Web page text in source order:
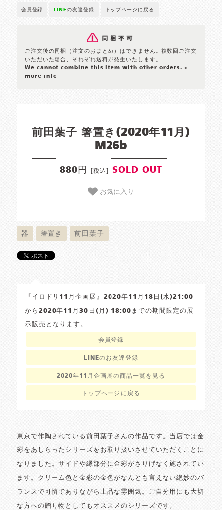
会員登録 LINEの友達登録 トップページに戻る
ご注文後の同梱（注文のおまとめ）はできません。複数回ご注文
いただいた場合、それぞれ送料が発生いたします。
We cannot combine this item with other orders. >
more info
前田葉子 箸置き(2020年11月)
M26b
880円 [税込] SOLD OUT
お気に入り
器 箸置き 前田葉子
『イロドリ11月企画展』2020年11月18日(水)21:00
から2020年11月30日(月) 18:00までの期間限定の展
示販売となります。
会員登録
LINEのお友達登録
2020年11月企画展の商品一覧を見る
トップページに戻る
東京で作陶されている前田葉子さんの作品です。当店では金
彩をあしらったシリーズをお取り扱いさせていただくことに
なりました。サイドや縁部分に金彩がさりげなく施されてい
ます。クリーム色と金彩の金色がなんとも言えない絶妙のバ
ランスで可憐でありながら上品な雰囲気。ご自分用にも大切
な方への贈り物としてもオススメのシリーズです。